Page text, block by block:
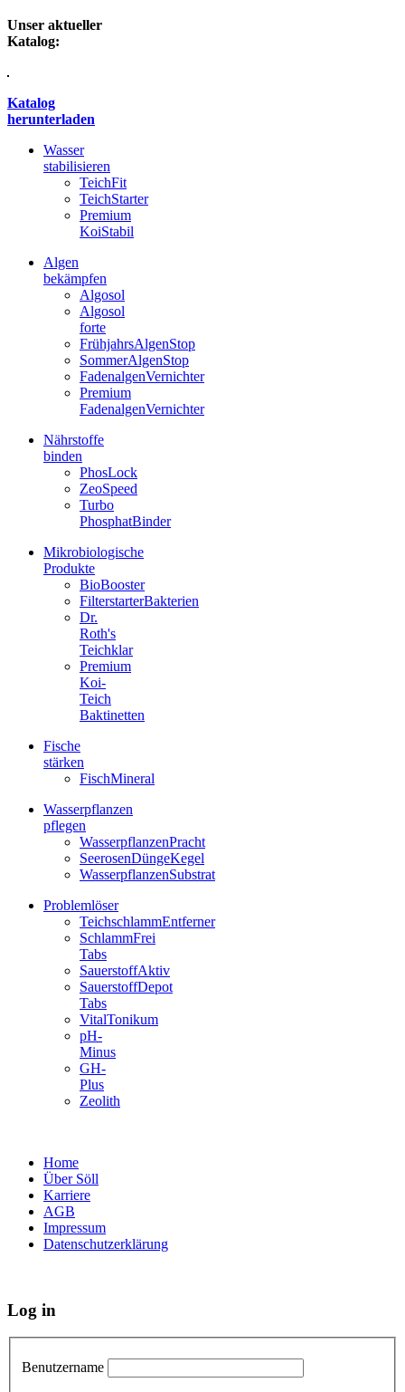
Unser aktueller
Katalog:
Katalog
herunterladen
Wasser
stabilisieren
TeichFit
TeichStarter
Premium
KoiStabil
Algen
bekämpfen
Algosol
Algosol
forte
FrühjahrsAlgenStop
SommerAlgenStop
FadenalgenVernichter
Premium
FadenalgenVernichter
Nährstoffe
binden
PhosLock
ZeoSpeed
Turbo
PhosphatBinder
Mikrobiologische
Produkte
BioBooster
FilterstarterBakterien
Dr.
Roth's
Teichklar
Premium
Koi-
Teich
Baktinetten
Fische
stärken
FischMineral
Wasserpflanzen
pflegen
WasserpflanzenPracht
SeerosenDüngeKegel
WasserpflanzenSubstrat
Problemlöser
TeichschlammEntferner
SchlammFrei
Tabs
SauerstoffAktiv
SauerstoffDepot
Tabs
VitalTonikum
pH-
Minus
GH-
Plus
Zeolith
Home
Über Söll
Karriere
AGB
Impressum
Datenschutzerklärung
Log in
Benutzername